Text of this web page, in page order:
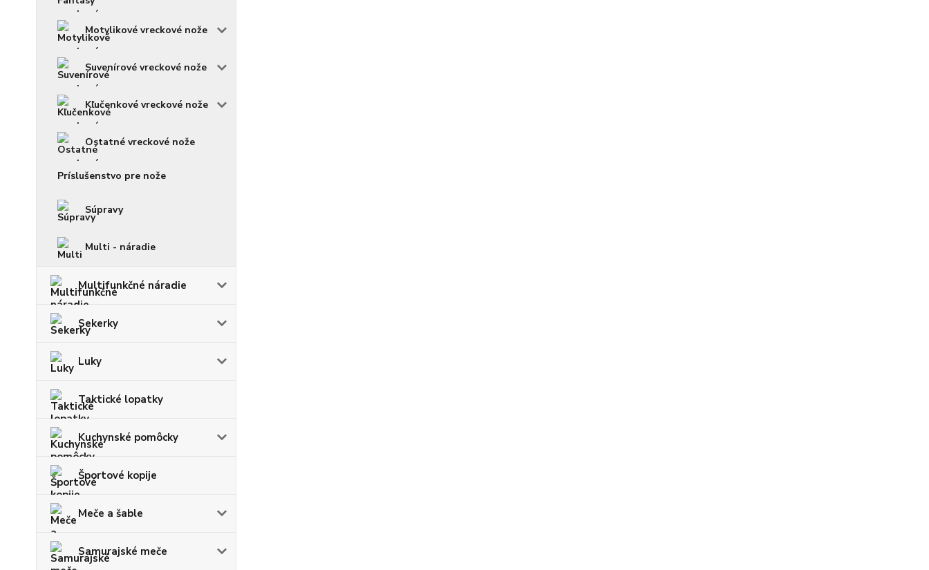
Motylikové vreckové nože
Suvenírové vreckové nože
Kľučenkové vreckové nože
Ostatné vreckové nože
Príslušenstvo pre nože
Súpravy
Multi - náradie
Multifunkčné náradie
Sekerky
Luky
Taktické lopatky
Kuchynské pomôcky
Športové kopije
Meče a šable
Samurajské meče